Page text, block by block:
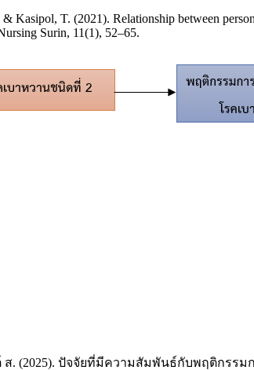
Kasipol, T. (2021). Relationship between
Surin, 11(1), 52–65.
. (2025). ปัจจัยที่มีความสัมพันธ์กับพฤติกรร